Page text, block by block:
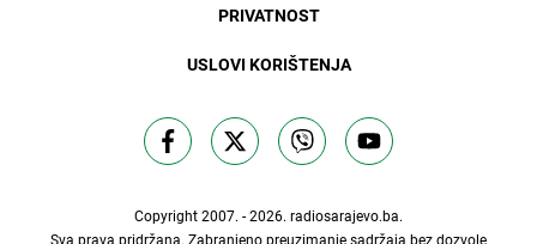
PRIVATNOST
USLOVI KORIŠTENJA
Copyright 2007. - 2026. radiosarajevo.ba.
Sva prava pridržana. Zabranjeno preuzimanje sadržaja bez dozvole